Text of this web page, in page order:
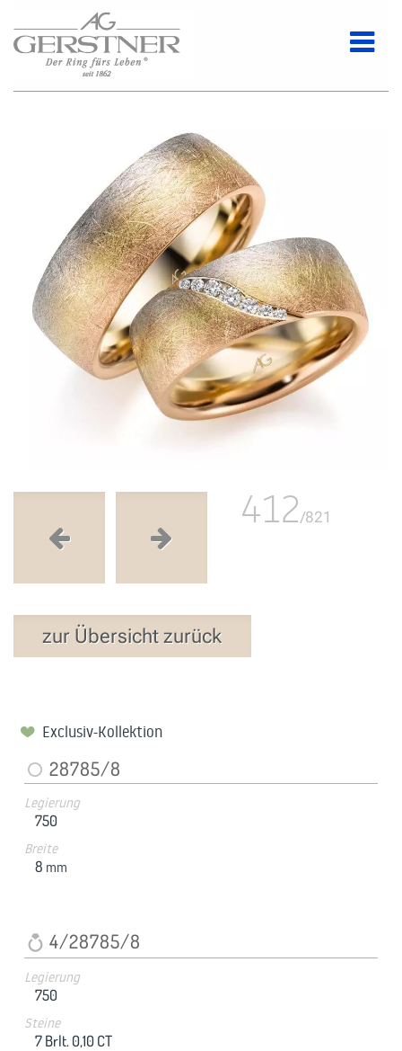
412/821
zur Übersicht zurück
Exclusiv-Kollektion
28785/8
Legierung
750
Breite
8 mm
4/28785/8
Legierung
750
Steine
7 Brlt. 0,10 CT